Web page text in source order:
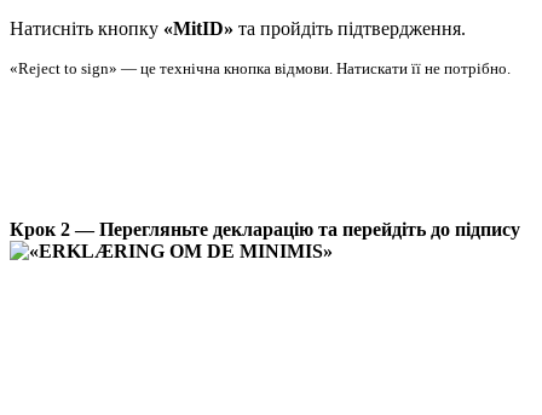
Натисніть кнопку «MitID» та пройдіть підтвердження.
«Reject to sign» — це технічна кнопка відмови. Натискати її не потрібно.
Крок 2 — Перегляньте декларацію та перейдіть до підпису